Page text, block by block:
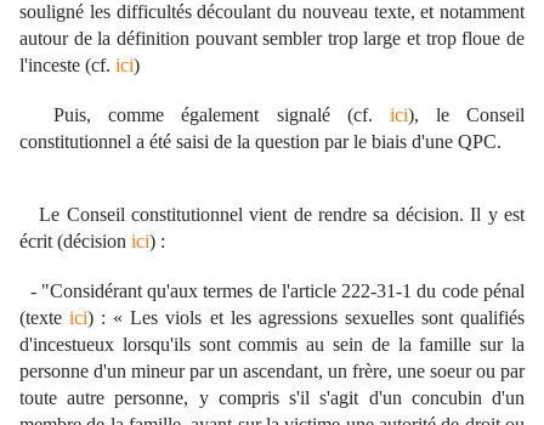
souligné les difficultés découlant du nouveau texte, et notamment
autour de la définition pouvant sembler trop large et trop floue de
l'inceste (cf. ici)
Puis, comme également signalé (cf. ici), le Conseil
constitutionnel a été saisi de la question par le biais d'une QPC.
Le Conseil constitutionnel vient de rendre sa décision. Il y est
écrit (décision ici) :
- "Considérant qu'aux termes de l'article 222-31-1 du code pénal
(texteici) : « Les viols et les agressions sexuelles sont qualifiés
d'incestueux lorsqu'ils sont commis au sein de la famille sur la
personne d'un mineur par un ascendant, un frère, une soeur ou par
toute autre personne, y compris s'il s'agit d'un concubin d'un